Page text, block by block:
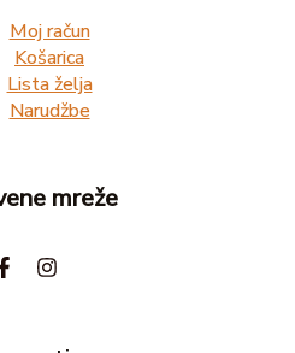
Moj račun
Košarica
Lista želja
Narudžbe
mreže